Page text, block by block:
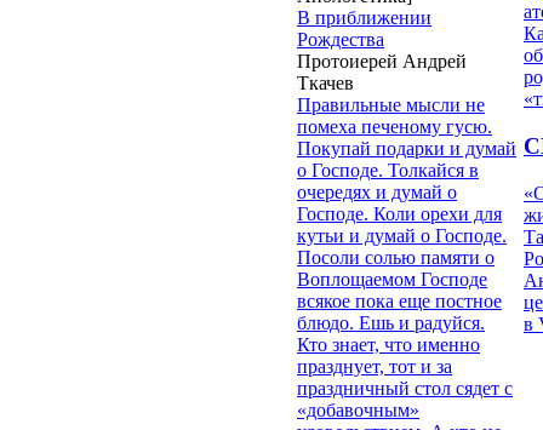
В приближении
Рождества
Протоиерей Андрей
Ткачев
Правильные мысли не
помеха печеному гусю.
Покупай подарки и думай
о Господе. Толкайся в
очередях и думай о
Господе. Коли орехи для
кутьи и думай о Господе.
Посоли солью памяти о
Воплощаемом Господе
всякое пока еще постное
блюдо. Ешь и радуйся.
Кто знает, что именно
празднует, тот и за
праздничный стол сядет с
«добавочным»
в